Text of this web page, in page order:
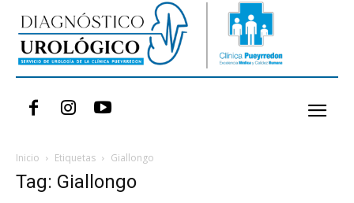
Inicio Etiquetas Giallongo
Tag: Giallongo